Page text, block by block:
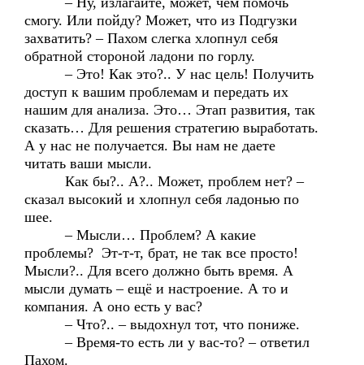
смогу. Или пойду? Может, что из Подгузки
захватить? – Пахом слегка хлопнул себя
обратной стороной ладони по горлу.
– Это! Как это?.. У нас цель! Получить
доступ к вашим проблемам и передать их
нашим для анализа. Это… Этап развития, так
сказать… Для решения стратегию выработать.
А у нас не получается. Вы нам не даете
читать ваши мысли.
Как бы?.. А?.. Может, проблем нет? –
сказал высокий и хлопнул себя ладонью по
шее.
– Мысли… Проблем? А какие
проблемы? Эт-т-т, брат, не так все просто!
Мысли?.. Для всего должно быть время. А
мысли думать – ещё и настроение. А то и
компания. А оно есть у вас?
– Что?.. – выдохнул тот, что пониже.
– Время-то есть ли у вас-то? – ответил
Пахом.